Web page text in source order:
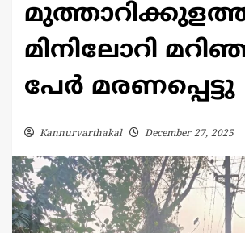
മിനിലോറി
പേർ മരണപ്പെട്ടു
Kannurvarthakal December 27, 2025